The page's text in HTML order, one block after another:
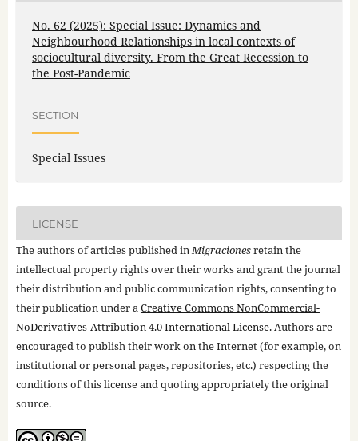
No. 62 (2025): Special Issue: Dynamics and
Neighbourhood Relationships in local contexts of
sociocultural diversity. From the Great Recession to
the Post-Pandemic
SECTION
Special Issues
LICENSE
The authors of articles published inMigracionesretain the
intellectual property rights over their works and grant the journal
their distribution and public communication rights, consenting to
their publication under aCreative Commons NonCommercial-
NoDerivatives-Attribution 4.0 International License. Authors are
encouraged to publish their work on the Internet (for example, on
institutional or personal pages, repositories, etc.) respecting the
conditions of this license and quoting appropriately the original
source.